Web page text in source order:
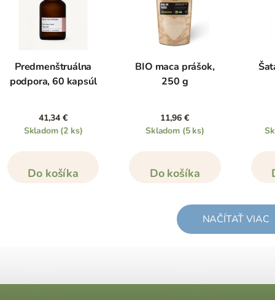
Predmenštruálna
podpora, 60 kapsúl
41,34 €
Skladom (2 ks)
Do košíka
BIO maca prášok,
250 g
11,96 €
Skladom (5 ks)
Do košíka
NAČÍTAŤ VIAC